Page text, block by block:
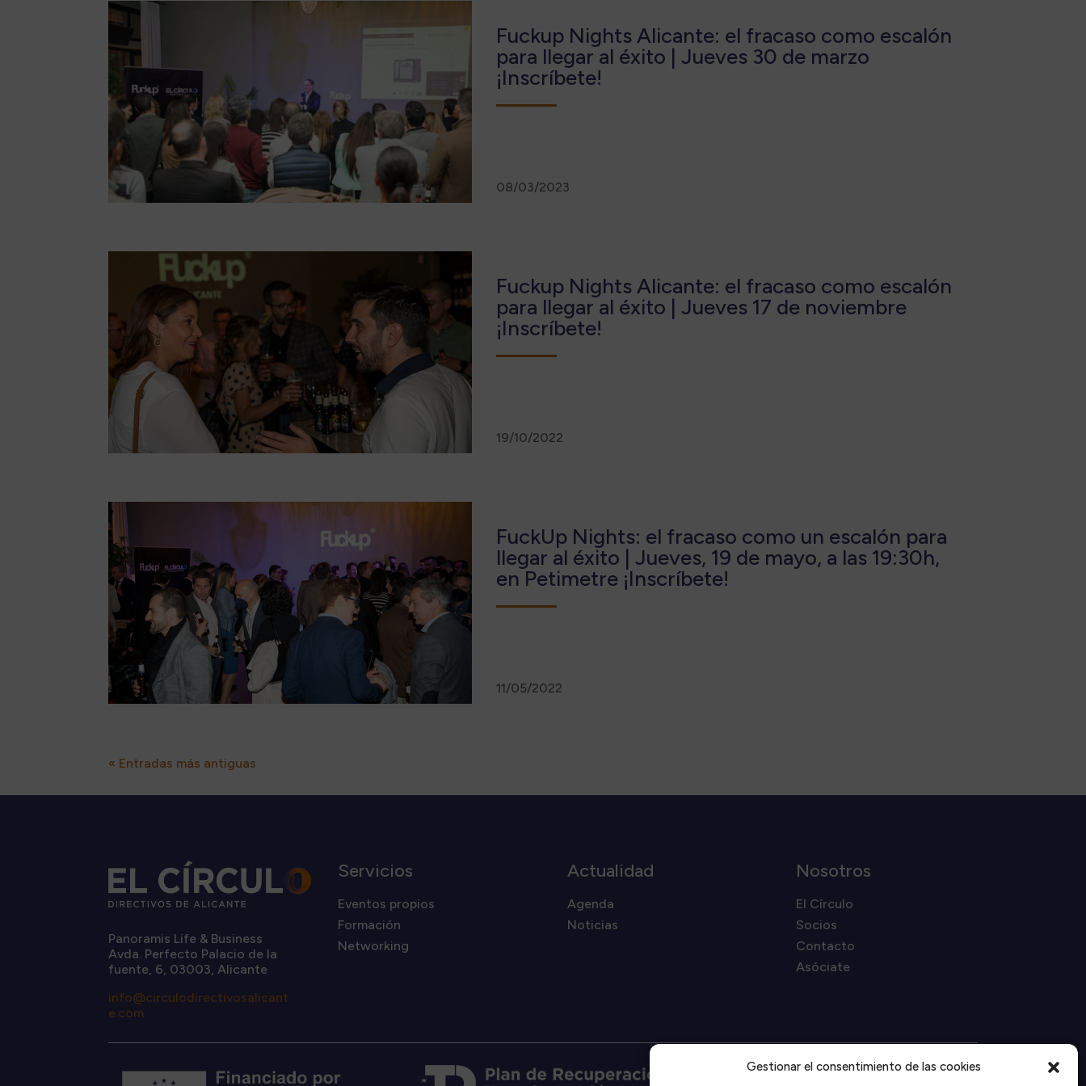
Gestionar el consentimiento de las cookies
Fuckup Nights Alicante: el fracaso como escalón
para llegar al éxito | Jueves 30 de marzo
¡Inscríbete!
08/03/2023
Fuckup Nights Alicante: el fracaso como escalón
para llegar al éxito | Jueves 17 de noviembre
¡Inscríbete!
19/10/2022
FuckUp Nights: el fracaso como un escalón para
llegar al éxito | Jueves, 19 de mayo, a las 19:30h,
en Petimetre ¡Inscríbete!
11/05/2022
« Entradas más antiguas
Panoramis Life & Business
Avda. Perfecto Palacio de la
fuente, 6, 03003, Alicante
info@circulodirectivosalicant
e.com
Servicios
Eventos propios
Formación
Networking
Actualidad
Agenda
Noticias
Nosotros
El Círculo
Socios
Contacto
Asóciate
Proyecto financiado por la